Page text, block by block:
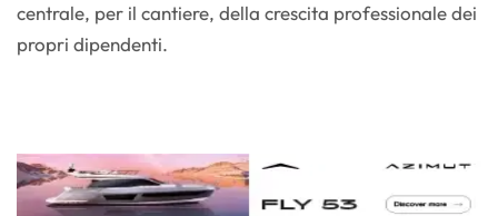
centrale, per il cantiere, della crescita professionale dei
propri dipendenti.